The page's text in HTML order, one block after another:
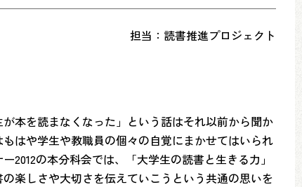
担当：読書推進プロジェクト
本を読まなくなった」という話はそれ以前から聞か
はや学生や教職員の個々の自覚にまかせてはいられ
の本分科会では、「大学生の読書と生きる力」
楽しさや大切さを伝えていこうという共通の思いを